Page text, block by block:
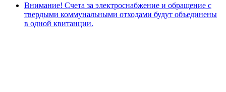
Внимание! Счета за электроснабжение и обращение с
твердыми коммунальными отходами будут объединены
в одной квитанции.